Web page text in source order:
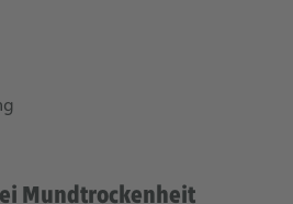
Mundtrockenheit